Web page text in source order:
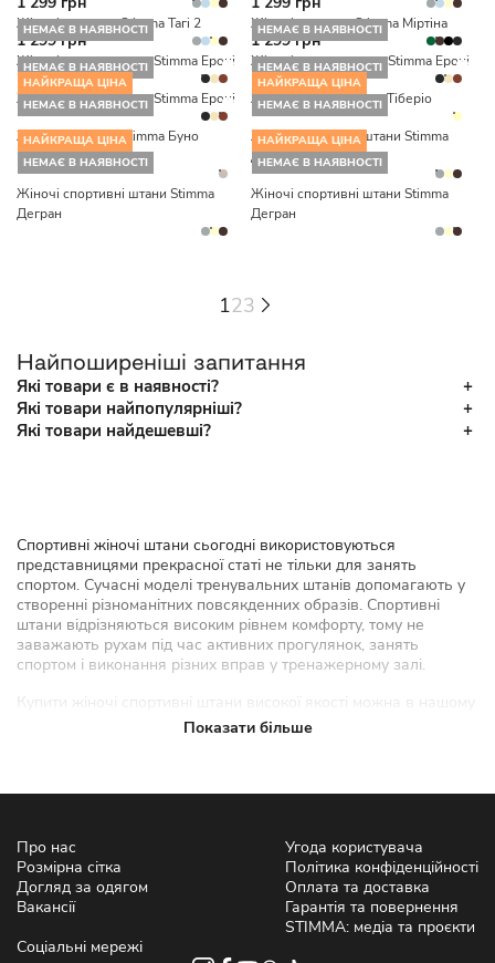
Жіночі джогери Stimma Тагі 2
1 299 грн
Жіночі джогери Stimma Міртіна
1 299 грн
НЕМАЄ В НАЯВНОСТІ
Жіночі штани-саруел Stimma Ероні
НЕМАЄ В НАЯВНОСТІ
Жіночі штани-саруел Stimma Ероні
НЕМАЄ В НАЯВНОСТІ
Жіночі штани-саруел Stimma Ероні
НЕМАЄ В НАЯВНОСТІ
Жіночі штани Stimma Тіберіо
НАЙКРАЩА ЦІНА
НЕМАЄ В НАЯВНОСТІ
Жіночі джогери Stimma Буно
НАЙКРАЩА ЦІНА
НЕМАЄ В НАЯВНОСТІ
Жіночі спортивні штани Stimma
Дегран
НАЙКРАЩА ЦІНА
НЕМАЄ В НАЯВНОСТІ
Жіночі спортивні штани Stimma
Дегран
НАЙКРАЩА ЦІНА
НЕМАЄ В НАЯВНОСТІ
Жіночі спортивні штани Stimma
Дегран
123
Найпоширеніші запитання
Які товари є в наявності?
Які товари найпопулярніші?
Які товари найдешевші?
Спортивні жіночі штани сьогодні використовуються
представницями прекрасної статі не тільки для занять
спортом. Сучасні моделі тренувальних штанів допомагають у
створенні різноманітних повсякденних образів. Спортивні
штани відрізняються високим рівнем комфорту, тому не
заважають рухам під час активних прогулянок, занять
спортом і виконання різних вправ у тренажерному залі.
Купити жіночі спортивні штани високої якості можна в нашому
інтернет-магазині. В каталозі ви знайдете величезний вибір
Яких фасонів бувають спортивні
штани?
Сучасні дизайнери розробляють спортивний одяг, який
відрізняється не тільки кроєм, матеріалом виготовлення, а й
фасоном. Найпопулярнішими моделями зараз вважаються:
Показати більше
Про нас
Розмірна сітка
Догляд за одягом
Вакансії
Угода користувача
Політика конфіденційності
Оплата та доставка
Гарантія та повернення
STIMMA: медіа та проєкти
Соціальні мережі